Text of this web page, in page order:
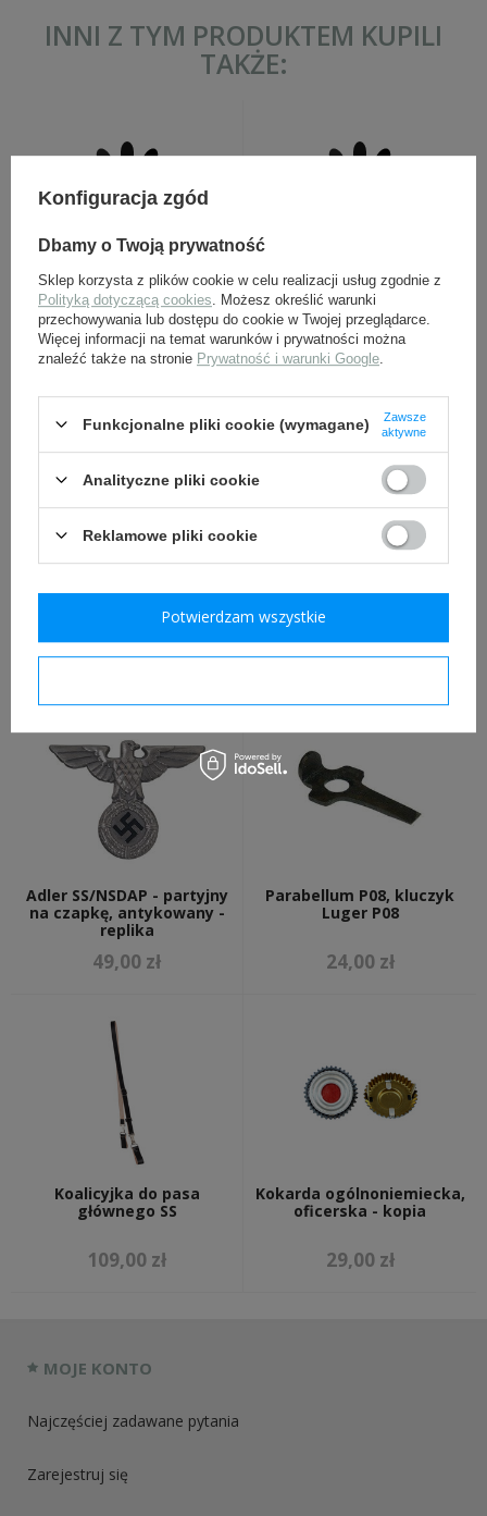
INNI Z TYM PRODUKTEM KUPILI
TAKŻE:
Mauser 98k, łódka
amunicyjna - replika
15,90 zł
ROA - naszywka sukienna
- replika
24,00 zł
Webbing pattern 37, Basic
Pouch - ładownica, replika
59,00 zł
Klamra WH, stalowa,
tłoczona - replika
99,00 zł
Adler SS/NSDAP - partyjny
na czapkę, antykowany -
replika
49,00 zł
Parabellum P08, kluczyk
Luger P08
24,00 zł
Koalicyjka do pasa
głównego SS
109,00 zł
Kokarda ogólnoniemiecka,
oficerska - kopia
29,00 zł
MOJE KONTO
Najczęściej zadawane pytania
Zarejestruj się
Konfiguracja zgód
Dbamy o Twoją prywatność
Sklep korzysta z plików cookie w celu realizacji usług zgodnie z
Polityką dotyczącą cookies . Możesz określić warunki
przechowywania lub dostępu do cookie w Twojej przeglądarce.
Więcej informacji na temat warunków i prywatności można
znaleźć także na stronie Prywatność i warunki Google
Funkcjonalne pliki cookie (wymagane)
Zawsze
aktywne
Analityczne pliki cookie
Reklamowe pliki cookie
Potwierdzam wszystkie